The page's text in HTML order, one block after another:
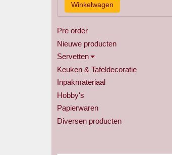
Pre order
Nieuwe producten
Servetten
Keuken & Tafeldecoratie
Inpakmateriaal
Hobby's
Papierwaren
Diversen producten